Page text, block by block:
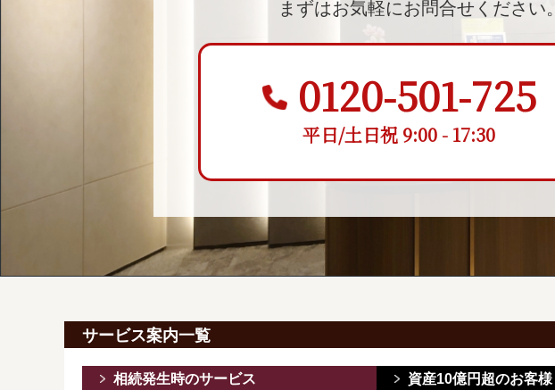
まずはお気軽にお問合せください。
0120-501-725
平日/土日祝 9:00 - 17:30
サービス案内一覧
相続発生時のサービス 資産10億円超のお客様